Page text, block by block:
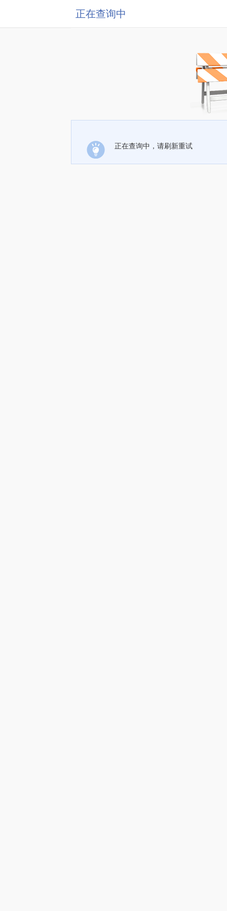
正在查询中
正在查询中，请刷新重试